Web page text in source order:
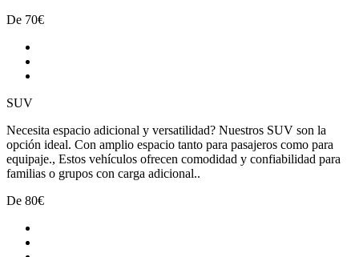
De 70€
SUV
Necesita espacio adicional y versatilidad? Nuestros SUV son la
opción ideal. Con amplio espacio tanto para pasajeros como para
equipaje., Estos vehículos ofrecen comodidad y confiabilidad para
familias o grupos con carga adicional..
De 80€